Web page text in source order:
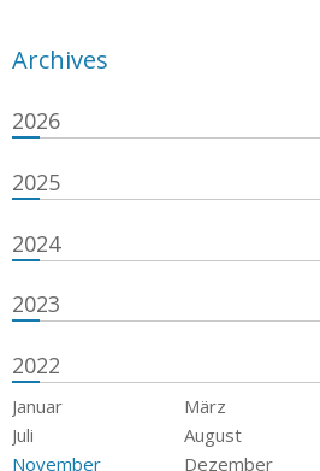
Archives
2026
2025
2024
2023
2022
Januar März
Juli
August
November
Dezember